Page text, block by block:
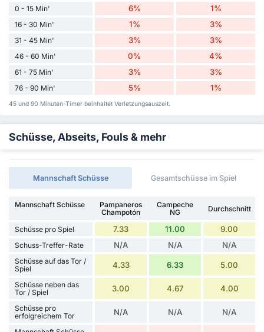
0 - 15 Min' 6% 1%
16 - 30 Min' 1% 3%
31 - 45 Min' 3% 3%
46 - 60 Min' 0% 4%
61 - 75 Min' 3% 3%
76 - 90 Min' 5% 1%
45 und 90 Minuten-Timer beinhaltet Verletzungsauszeit.
Schüsse, Abseits, Fouls & mehr
Mannschaft Schüsse Gesamtschüsse im Spiel
Mannschaft Schüsse
Pampaneros
Champotón
Campeche
NG
Durchschnitt
Schüsse pro Spiel 7.33 11.00 9.00
Schuss-Treffer-Rate N/A N/A N/A
Schüsse auf das Tor /
Spiel
4.33 6.33 5.00
Schüsse neben das
Tor / Spiel
3.00 4.67 4.00
Schüsse pro
erfolgreichem Tor
N/A N/A N/A